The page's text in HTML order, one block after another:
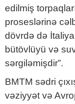
edilmiş
proseslərinə
dövrdə də
bütövlüyü və
sərgiləmişdir”.
BMTM sədri
vəziyyət və